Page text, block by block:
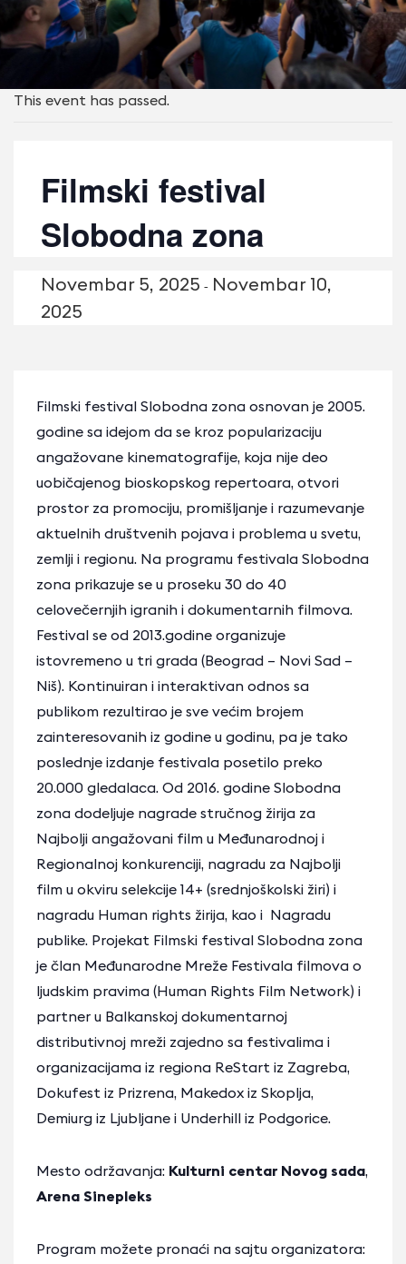
This event has passed.
Filmski festival
Slobodna zona
Novembаr 5, 2025 - Novembаr 10,
2025
Filmski festival Slobodna zona osnovan je 2005.
godine sa idejom da se kroz popularizaciju
angažovane kinematografije, koja nije deo
uobičajenog bioskopskog repertoara, otvori
prostor za promociju, promišljanje i razumevanje
aktuelnih društvenih pojava i problema u svetu,
zemlji i regionu. Na programu festivala Slobodna
zona prikazuje se u proseku 30 do 40
celovečernjih igranih i dokumentarnih filmova.
Festival se od 2013.godine organizuje
istovremeno u tri grada (Beograd – Novi Sad –
Niš). Kontinuiran i interaktivan odnos sa
publikom rezultirao je sve većim brojem
zainteresovanih iz godine u godinu, pa je tako
poslednje izdanje festivala posetilo preko
20.000 gledalaca. Od 2016. godine Slobodna
zona dodeljuje nagrade stručnog žirija za
Najbolji angažovani film u Međunarodnoj i
Regionalnoj konkurenciji, nagradu za Najbolji
film u okviru selekcije 14+ (srednjoškolski žiri) i
nagradu Human rights žirija, kao i Nagradu
publike. Projekat Filmski festival Slobodna zona
je član Međunarodne Mreže Festivala filmova o
ljudskim pravima (Human Rights Film Network) i
partner u Balkanskoj dokumentarnoj
distributivnoj mreži zajedno sa festivalima i
organizacijama iz regiona ReStart iz Zagreba,
Dokufest iz Prizrena, Makedox iz Skoplja,
Demiurg iz Ljubljane i Underhill iz Podgorice.
Mesto održavanja: Kulturni centar Novog sada,
Arena Sinepleks
Program možete pronaći na sajtu organizatora: